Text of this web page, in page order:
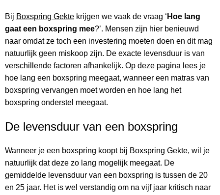
Bij Boxspring Gekte krijgen we vaak de vraag ‘ Hoe lang
gaat een boxspring mee?’. Mensen zijn hier benieuwd
naar omdat ze toch een investering moeten doen en dit mag
natuurlijk geen miskoop zijn. De exacte levensduur is van
verschillende factoren afhankelijk. Op deze pagina lees je
hoe lang een boxspring meegaat, wanneer een matras van
boxspring vervangen moet worden en hoe lang het
boxspring onderstel meegaat.
De levensduur van een boxspring
Wanneer je een boxspring koopt bij Boxspring Gekte, wil je
natuurlijk dat deze zo lang mogelijk meegaat. De
gemiddelde levensduur van een boxspring is tussen de 20
en 25 jaar. Het is wel verstandig om na vijf jaar kritisch naar